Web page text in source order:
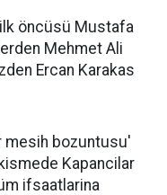
öncüsü Mustafa
Mehmet Ali
Ercan Karakas
mesih bozuntusu'
Kapancilar
ifsaatlarina